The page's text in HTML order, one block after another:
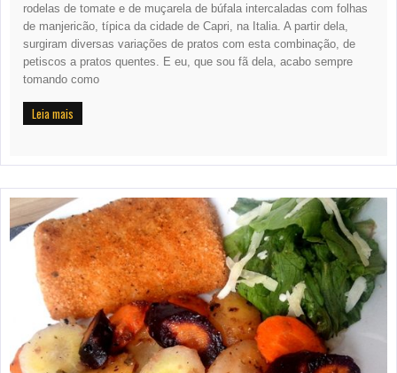
rodelas de tomate e de muçarela de búfala intercaladas com folhas
de manjericão, típica da cidade de Capri, na Italia. A partir dela,
surgiram diversas variações de pratos com esta combinação, de
petiscos a pratos quentes. E eu, que sou fã dela, acabo sempre
tomando como
Leia mais